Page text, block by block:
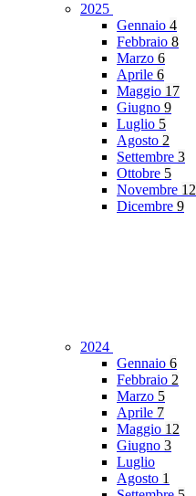
2025
Gennaio 4
Febbraio 8
Marzo 6
Aprile 6
Maggio 17
Giugno 9
Luglio 5
Agosto 2
Settembre 3
Ottobre 5
Novembre 12
Dicembre 9
2024
Gennaio 6
Febbraio 2
Marzo 5
Aprile 7
Maggio 12
Giugno 3
Luglio
Agosto 1